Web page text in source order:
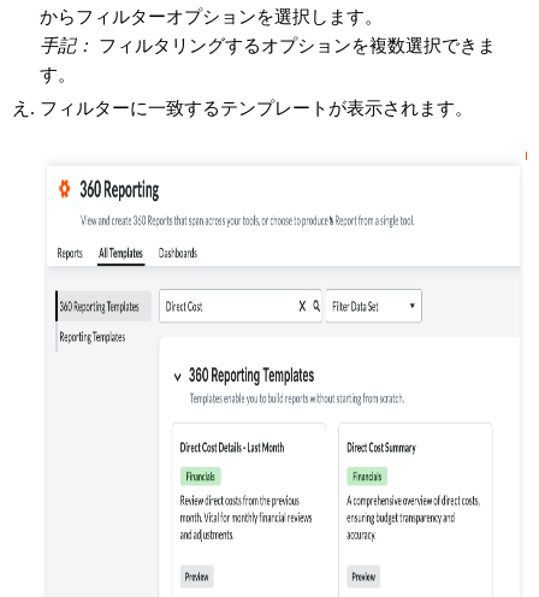
からフィルターオプションを選択します。
手記： フィルタリングするオプションを複数選択できま
す。
フィルターに一致するテンプレートが表示されます。